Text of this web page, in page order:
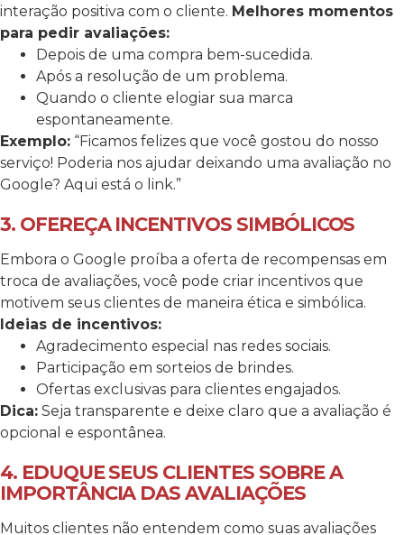
interação positiva com o cliente. Melhores momentos
para pedir avaliações:
Depois de uma compra bem-sucedida.
Após a resolução de um problema.
Quando o cliente elogiar sua marca
espontaneamente.
Exemplo: “Ficamos felizes que você gostou do nosso
serviço! Poderia nos ajudar deixando uma avaliação no
Google? Aqui está o link.”
3. OFEREÇA INCENTIVOS SIMBÓLICOS
Embora o Google proíba a oferta de recompensas em
troca de avaliações, você pode criar incentivos que
motivem seus clientes de maneira ética e simbólica.
Ideias de incentivos:
Agradecimento especial nas redes sociais.
Participação em sorteios de brindes.
Ofertas exclusivas para clientes engajados.
Dica: Seja transparente e deixe claro que a avaliação é
opcional e espontânea.
4. EDUQUE SEUS CLIENTES SOBRE A
IMPORTÂNCIA DAS AVALIAÇÕES
Muitos clientes não entendem como suas avaliações